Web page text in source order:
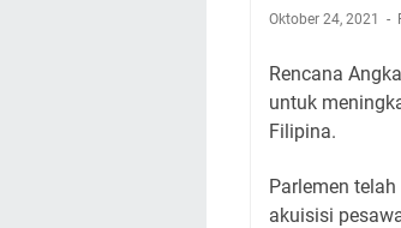
Oktober 24, 2021
Rencana
untuk
Filipina.
Parlemen
akuisisi